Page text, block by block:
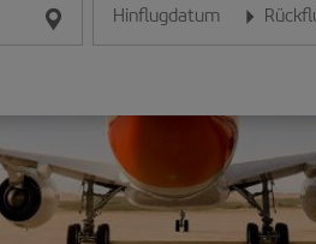
Hinflugdatum
Geben Sie das Datum im
Geben